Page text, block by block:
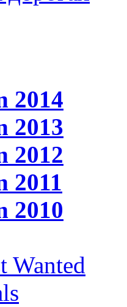
2014
2013
2012
2011
2010
Wanted